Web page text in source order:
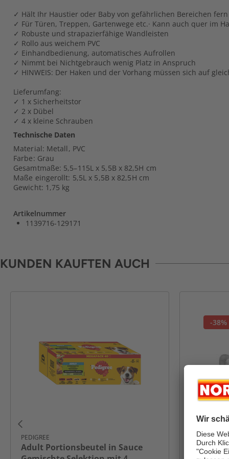
✓ Hält Ihr Haustier oder Baby von gefährlichen Bereichen fern
✓ Für Türen, Treppen, Gartenwege etc.· Kann auch quer im
✓ Robuste und strapazierfähige Wandleisten
✓ Rollo aus weichem PVC
✓ Einhandbedienung, automatisches Aufrollen
✓ Nimmt bei Nichtgebrauch wenig Platz in Anspruch
✓ HINWEIS: Der Haken und der Vorhang müssen sich auf
Lieferumfang:
✓ 1 x Sicherheitstor
✓ 2 x Dübel
✓ 4 x kleine Schrauben
Technische Daten
Material: Metall, PVC
Farbe: Grau
Gesamtmaße: 5,5–115L x 5,5B x 82,5H cm
Maße eingerollt: 5,5L x 5,5B x 82,5H cm
Gewicht: 1,75 kg
Artikelnummer
1139716-129171
KUNDEN KAUFTEN AUCH
PEDIGREE
Adult Portionsbeutel in Sauce
-38%
LIFENAXX